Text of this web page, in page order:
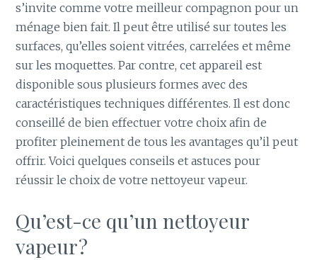
s’invite comme votre meilleur compagnon pour un
ménage bien fait. Il peut être utilisé sur toutes les
surfaces, qu’elles soient vitrées, carrelées et même
sur les moquettes. Par contre, cet appareil est
disponible sous plusieurs formes avec des
caractéristiques techniques différentes. Il est donc
conseillé de bien effectuer votre choix afin de
profiter pleinement de tous les avantages qu’il peut
offrir. Voici quelques conseils et astuces pour
réussir le choix de votre nettoyeur vapeur.
Qu’est-ce qu’un nettoyeur
vapeur ?